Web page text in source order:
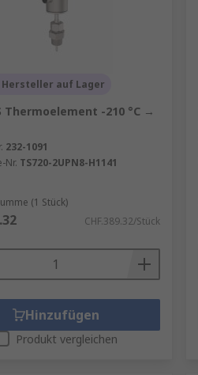
Hersteller auf Lager
Thermoelement -210 °C →
232-1091
Nr. TS720-2UPN8-H1141
(1 Stück)
CHF.389.32/Stück
Hinzufügen
Produkt vergleichen